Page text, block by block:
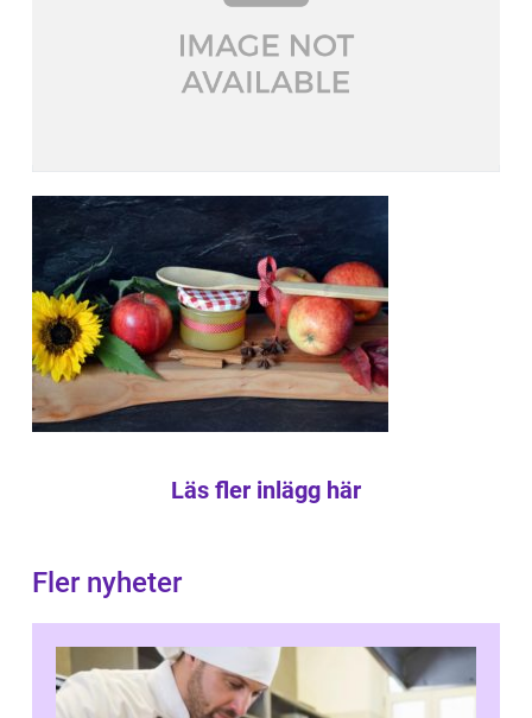
Läs fler inlägg här
Fler nyheter